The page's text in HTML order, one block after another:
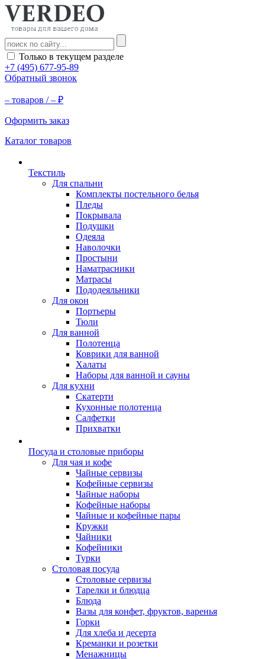
Только в текущем разделе
+7 (495) 677-95-89
Обратный звонок
– товаров /– ₽
Оформить заказ
Каталог товаров
Текстиль
Для спальни
Комплекты постельного белья
Пледы
Покрывала
Подушки
Одеяла
Наволочки
Простыни
Наматрасники
Матрасы
Пододеяльники
Для окон
Портьеры
Тюли
Для ванной
Полотенца
Коврики для ванной
Халаты
Наборы для ванной и сауны
Для кухни
Скатерти
Кухонные полотенца
Салфетки
Прихватки
Посуда и столовые приборы
Для чая и кофе
Чайные сервизы
Кофейные сервизы
Чайные наборы
Кофейные наборы
Чайные и кофейные пары
Кружки
Чайники
Кофейники
Турки
Столовая посуда
Столовые сервизы
Тарелки и блюдца
Блюда
Вазы для конфет, фруктов, варенья
Горки
Для хлеба и десерта
Креманки и розетки
Менажницы